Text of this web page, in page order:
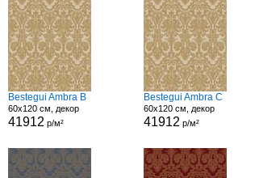
Bestegui Ambra B
60x120 см, декор
41912 р/м²
Bestegui Ambra C
60x120 см, декор
41912 р/м²